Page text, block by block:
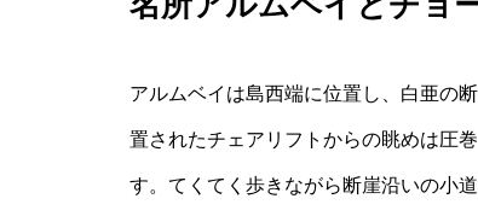
アルムベイは島西端に位置し、白亜の
置されたチェアリフトからの眺めは圧
す。てくてく歩きながら断崖沿いの小